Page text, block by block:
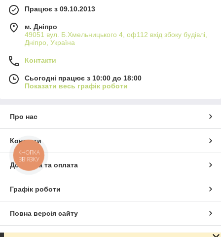
Працює з 09.10.2013
м. Дніпро
49051 вул. Б.Хмельницького 4, оф112 вхід збоку будівлі,
Дніпро, Україна
Контакти
Сьогодні працює з 10:00 до 18:00
Показати весь графік роботи
Про нас
Контакти
Доставка та оплата
Графік роботи
Повна версія сайту
КНОПКА
ЗВ'ЯЗКУ